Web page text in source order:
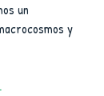
un
y